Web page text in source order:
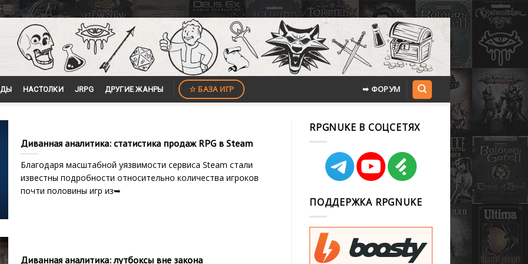
НАСТОЛКИ JRPG ДРУГИЕ ЖАНРЫ ☆ БАЗА ИГР ➥ ФОРУМ
Диванная аналитика: статистика продаж RPG в Steam
Благодаря масштабной уязвимости сервиса Steam стали
известны подробности относительно количества игроков
почти половины игр из➥
Диванная аналитика: лутбоксы вне закона
RPGNUKE В СОЦСЕТЯХ
ПОДДЕРЖКА RPGNUKE